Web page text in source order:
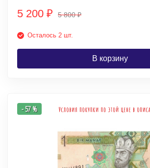
5 200 ₽ 5 800₽
Осталось 2 шт.
В корзину
- 57 %